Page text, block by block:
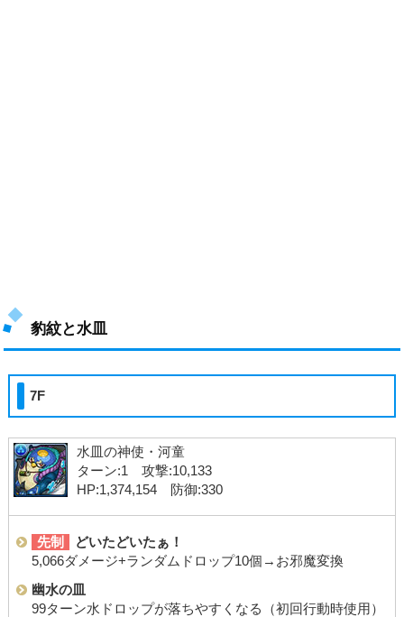
豹紋と水皿
7F
水皿の神使・河童
ターン:1 攻撃:10,133
HP:1,374,154 防御:330
先制
どいたどいたぁ！
5,066ダメージ+ランダムドロップ10個→お邪魔変換
幽水の皿
99ターン水ドロップが落ちやすくなる（初回行動時使用）